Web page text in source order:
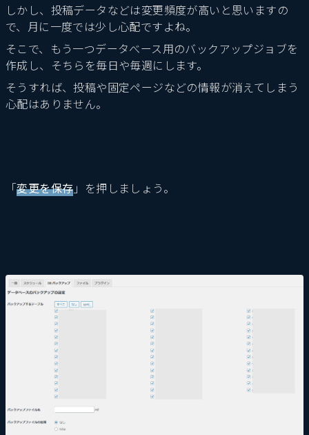
しかし、投稿データなどは変更頻度が高いと思いますの
で、月に一度では少し心配ですよね。
そこで、もう一つデータべース用のバックアップジョブを
作成し、そちらを毎日や毎週にします。
そうすれば、投稿や固定ページなどの情報が消えてしまう
心配はありません。
「変更を保存 」を押しましょう。